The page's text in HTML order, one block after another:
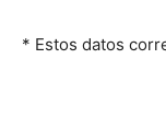
* Estos datos